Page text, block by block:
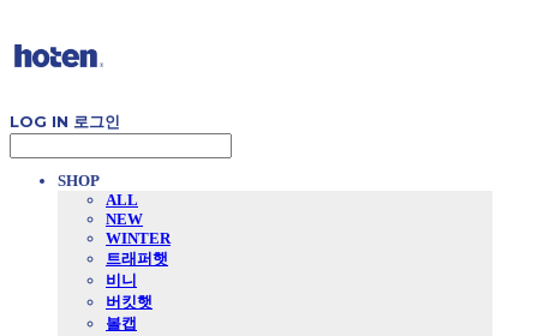
LOG IN 로그인
SHOP
ALL
NEW
WINTER
트래퍼햇
비니
버킷햇
볼캡